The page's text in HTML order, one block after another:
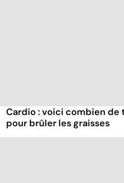
Cardio : voici combien
pour brûler les graisses